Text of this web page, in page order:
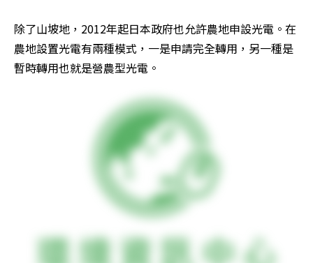
除了山坡地，2012年起日本政府也允許農地申設光電。在
農地設置光電有兩種模式，一是申請完全轉用，另一種是
暫時轉用也就是營農型光電。